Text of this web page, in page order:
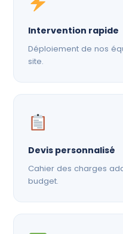
Intervention rapide
Déploiement de nos
site.
Devis personnalisé
Cahier des charges
budget.